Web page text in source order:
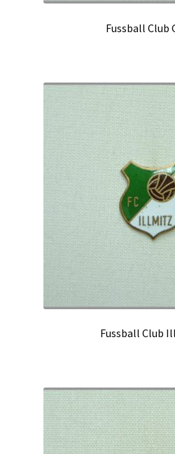
Fussball Club
Fussball Club